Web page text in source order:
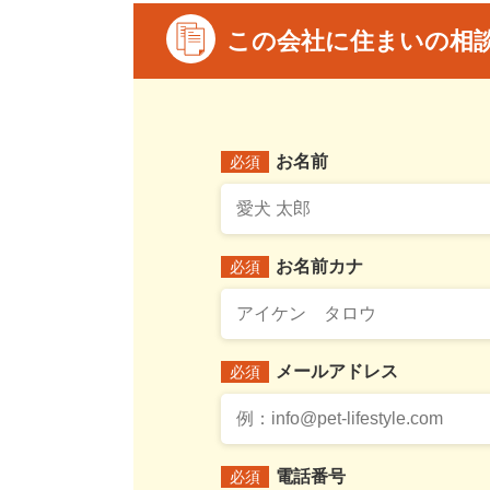
この会社に住まいの相
必須 お名前
必須 お名前カナ
必須 メールアドレス
必須 電話番号